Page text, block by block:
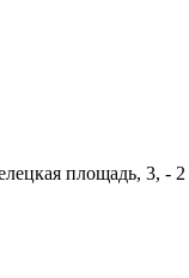
площадь, 3, - 2